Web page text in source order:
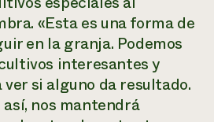
directa de
1-800-346-
«Esta es una forma de
en la granja. Podemos
interesantes y
si alguno da resultado.
así, nos mantendrá